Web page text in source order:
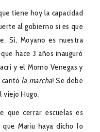
tiene hoy la capacidad
al gobierno si es que
Si, Moyano es nuestra
hace 3 años inauguró
y el Momo Venegas y
la marcha! Se debe
viejo Hugo.
que cerrar escuelas es
Mariu haya dicho lo